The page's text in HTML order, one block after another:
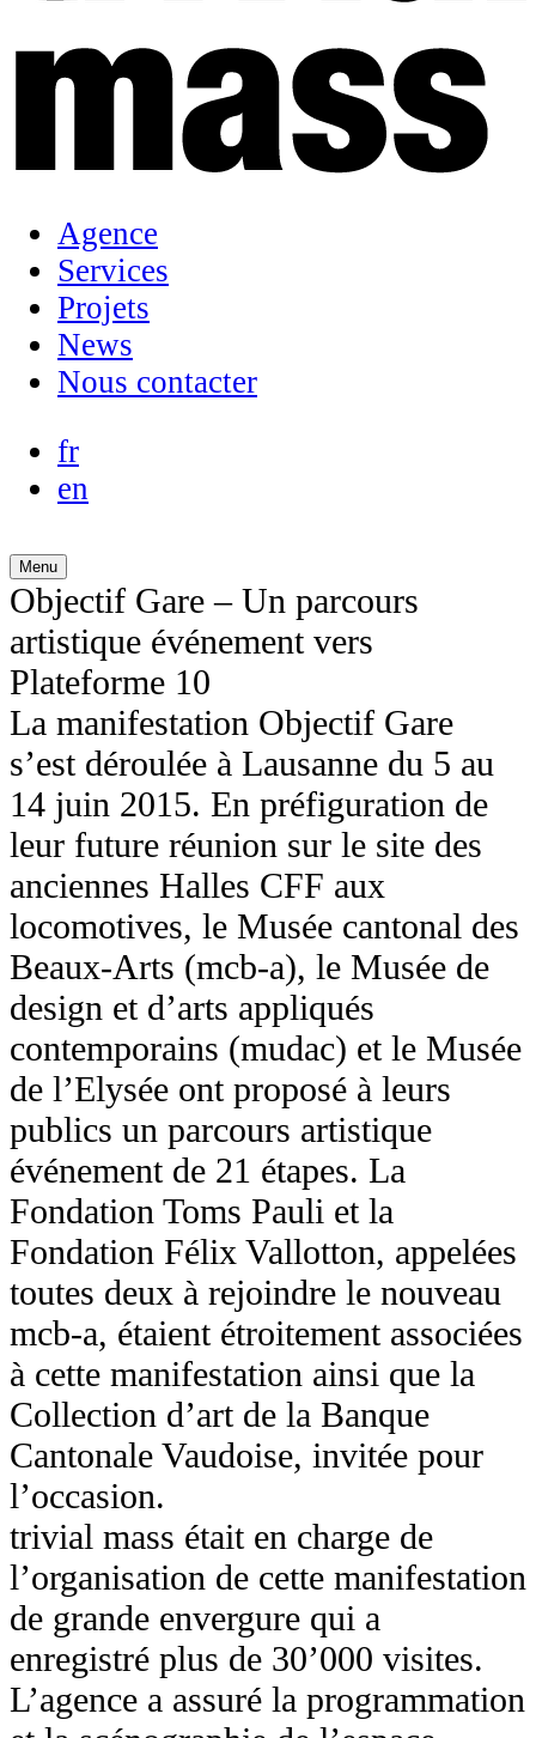
Agence
Services
Projets
News
Nous contacter
fr
en
Menu
Objectif Gare – Un parcours
artistique événement vers
Plateforme 10
La manifestation Objectif Gare
s’est déroulée à Lausanne du 5 au
14 juin 2015. En préfiguration de
leur future réunion sur le site des
anciennes Halles CFF aux
locomotives, le Musée cantonal des
Beaux-Arts (mcb-a), le Musée de
design et d’arts appliqués
contemporains (mudac) et le Musée
de l’Elysée ont proposé à leurs
publics un parcours artistique
événement de 21 étapes. La
Fondation Toms Pauli et la
Fondation Félix Vallotton, appelées
toutes deux à rejoindre le nouveau
mcb-a, étaient étroitement associées
à cette manifestation ainsi que la
Collection d’art de la Banque
Cantonale Vaudoise, invitée pour
l’occasion.
trivial mass était en charge de
l’organisation de cette manifestation
de grande envergure qui a
enregistré plus de 30’000 visites.
L’agence a assuré la programmation